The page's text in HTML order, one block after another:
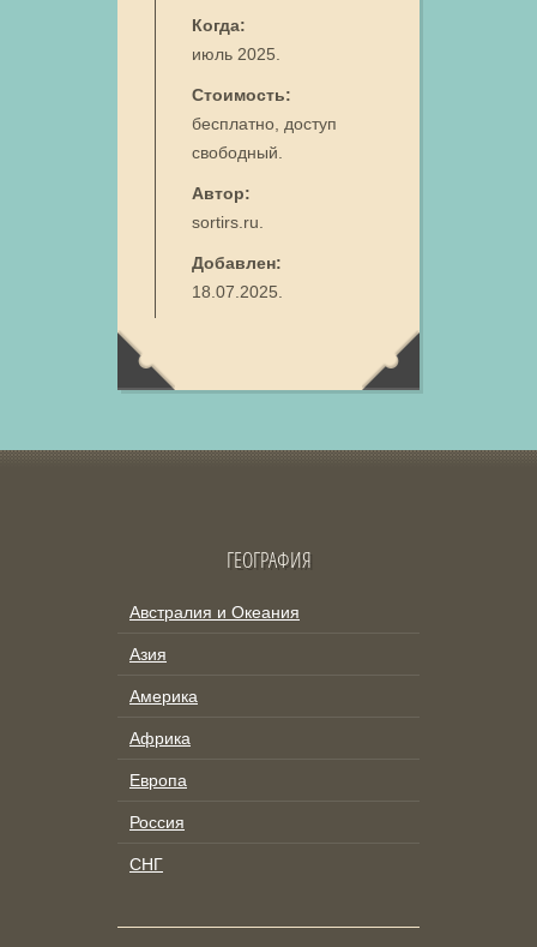
Когда:
июль 2025.
Стоимость:
бесплатно, доступ
свободный.
Автор:
sortirs.ru.
Добавлен:
18.07.2025.
ГЕОГРАФИЯ
Австралия и Океания
Азия
Америка
Африка
Европа
Россия
СНГ